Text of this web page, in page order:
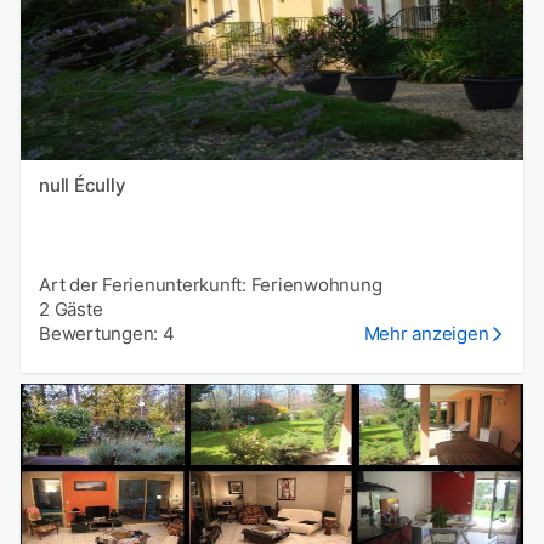
null Écully
Art der Ferienunterkunft: Ferienwohnung
2 Gäste
Bewertungen: 4
Mehr anzeigen